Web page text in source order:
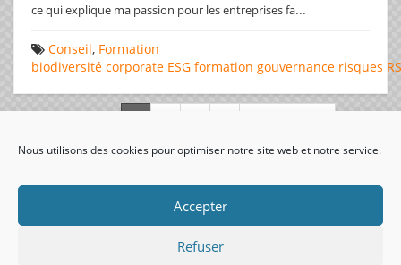
Nous utilisons des cookies pour optimiser notre site web et notre service.
Accepter
Refuser
ce qui explique ma passion pour les entreprises fa...
Conseil, Formation
biodiversité corporate ESG formation gouvernance risques
visiteurs uniques: